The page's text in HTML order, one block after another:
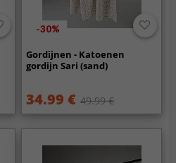
-30%
Gordijnen - Katoenen
gordijn Sari (sand)
34.99 € 49.99 €